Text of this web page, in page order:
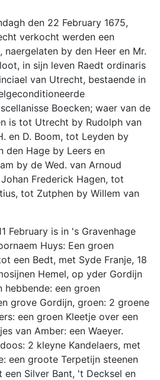
den 22 February 1675,
verkocht werden een
naergelaten by den Heer en Mr.
in sijn leven Raedt ordinaris
van Utrecht, bestaende in
Boecken; waer van de
is tot Utrecht by Rudolph van
en D. Boom, tot Leyden by
den Hage by Leers en
by de Wed. van Arnoud
Frederick Hagen, tot
tot Zutphen by Willem van
February is in 's Gravenhage
Huys: Een groen
een Bedt, met Syde Franje, 18
Hemel, op yder Gordijn
hebbende: een groen
grove Gordijn, groen: 2 groene
een groen Kleetje over een
van Amber: een Waeyer.
2 kleyne Kandelaers, met
een groote Terpetijn steenen
een Silver Bant, 't Decksel en